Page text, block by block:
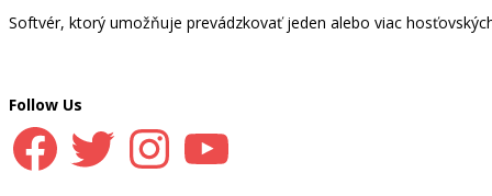
Softvér, ktorý umožňuje prevádzkovať jeden alebo viac
Follow Us
FacebookTwitter InstagramYouTube